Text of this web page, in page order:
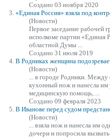
Создано 03 ноября 2020
3. «Единая Россия» взяла под
(Новости)
Первое заседание рабочей
исполкоме партии «Единая
областной Думы ...
Создано 31 июля 2019
4. В Родниках женщина
(Новости)
... в городе Родники.
кухонный нож и нанесла им
медицинскую помощь, ...
Создано 09 февраля 2023
5. В Иванове перед судом
(Новости)
взяла нож и нанесла им
дочери и попросила